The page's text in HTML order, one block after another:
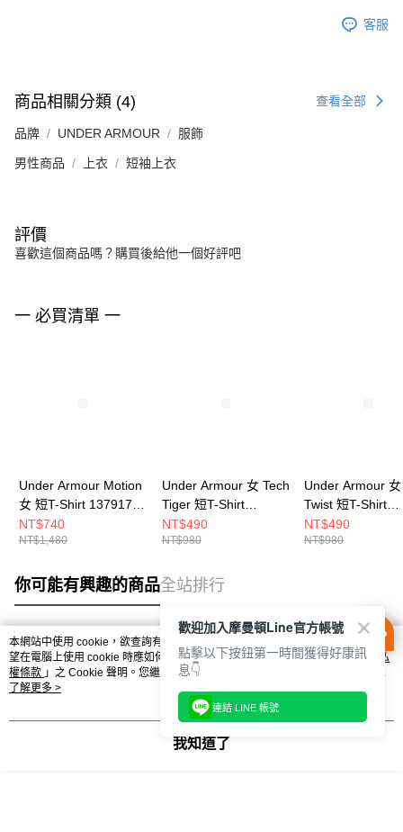
客服
商品相關分類 (4) 查看全部
品牌 UNDER ARMOUR 服飾
男性商品 上衣 短袖上衣
評價
喜歡這個商品嗎？購買後給他一個好評吧
一 必買清單 一
Under Armour Motion
女 短T-Shirt 1379178-
539
NT$740
NT$1,480
Under Armour 女 Tech
Tiger 短T-Shirt
1384222-686
NT$490
NT$980
Under Armour
Twist 短T-Shirt
1384230-465
NT$490
NT$980
你可能有興趣的商品全站排行
熱門標籤
本網站中使用 cookie，欲查詢有關本網站使用 cookie 方式之詳情，及若您不希
望在電腦上使用 cookie 時應如何變更電腦的 cookie 設定，請參閱本網站「
隱私
權條款 」之 Cookie 聲明。您繼續使用本網站即表示您同意本公司得按本網站使
用條款之 Cookie 聲明使用 cookie。
了解更多 >
我知道了
歡迎加入摩曼頓Line官方帳號
點擊以下按鈕第一時間獲得好康訊
息👇
連結 LINE 帳號